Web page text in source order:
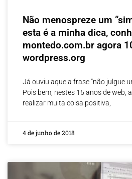
Não menospreze um
esta é a minha dica,
montedo.com.br agora
wordpress.org
Já ouviu aquela frase “não julgue
Pois bem, nestes 15 anos de web,
realizar muita coisa positiva,
4 de junho de 2018